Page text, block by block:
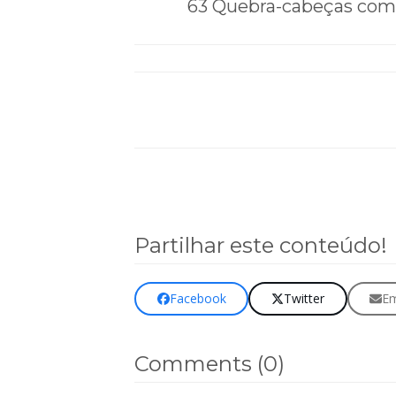
63 Quebra-cabeças
Partilhar este conteúdo!
Facebook Twitter
Comments (0)